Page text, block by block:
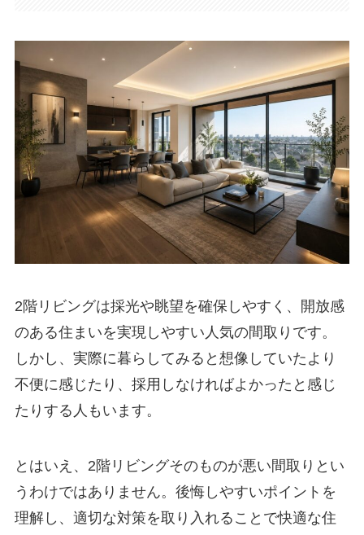
2階リビングは採光や眺望を確保しやすく、開放感
のある住まいを実現しやすい人気の間取りです。
しかし、実際に暮らしてみると想像していたより
不便に感じたり、採用しなければよかったと感じ
たりする人もいます。
とはいえ、2階リビングそのものが悪い間取りとい
うわけではありません。後悔しやすいポイントを
理解し、適切な対策を取り入れることで快適な住